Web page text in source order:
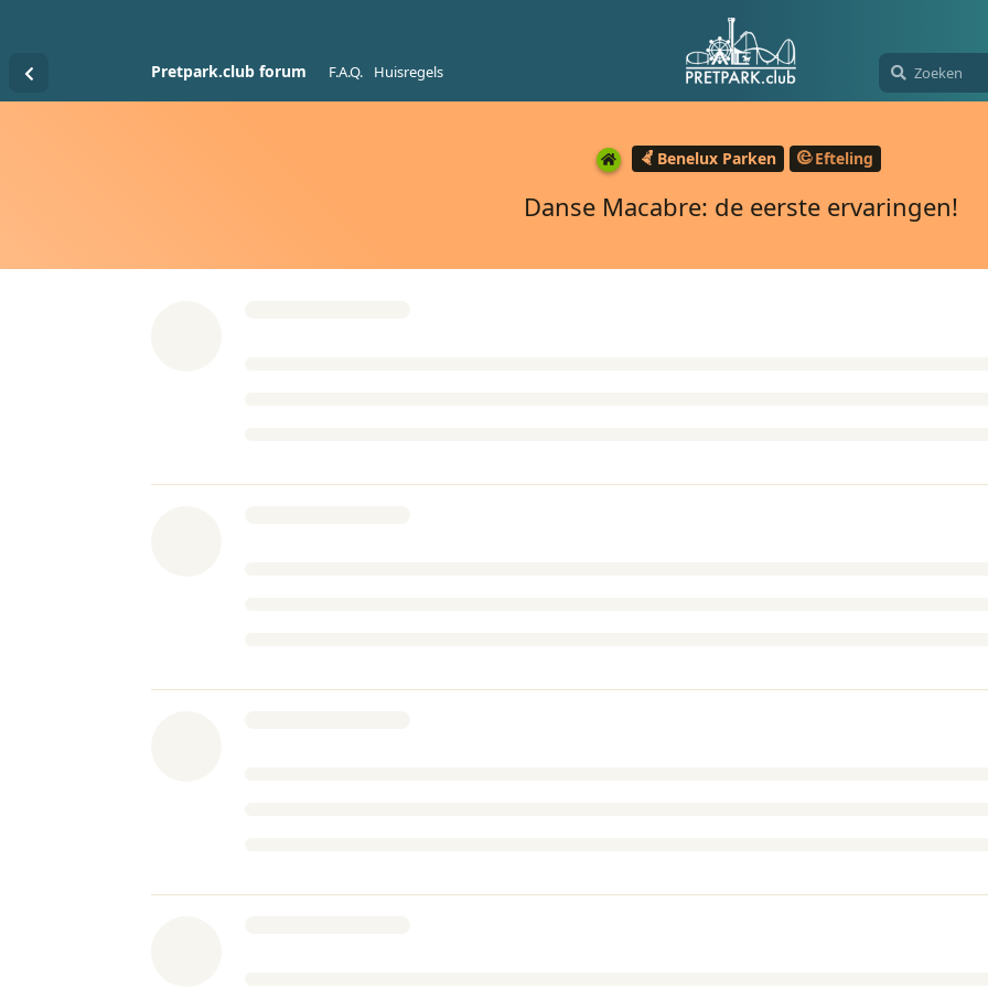
Pretpark.club forum F.A.Q. Huisregels
Benelux Parken Efteling
Danse Macabre: de eerste ervaringen!